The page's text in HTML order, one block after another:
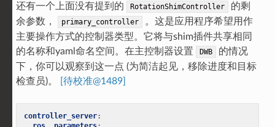
还有一个上面没有提到的 RotationShimController
的剩
余参数，
primary_controller
。这是应用程序希望用作
主要操作方式的控制器类型。它将与shim插件共享相同
的名称和yaml命名空间。在主控制器设置
DWB
的情况
下，你可以观察到这一点 (为简洁起见，移除进度和目标
检查员)。
[待校准@1489]
controller_server: